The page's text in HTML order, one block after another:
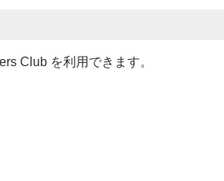
Club を利用できます。